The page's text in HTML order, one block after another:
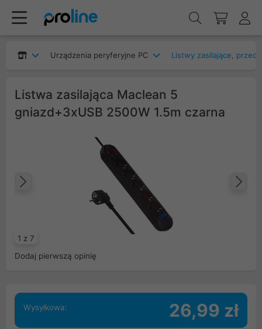
Urządzenia peryferyjne PC Listwy zasilające,
Listwa zasilająca Maclean 5
gniazd+3xUSB 2500W 1.5m czarna
1 z 7
Poprzedni
Dodaj pierwszą opinię
Wysyłkowa: 26,99 zł